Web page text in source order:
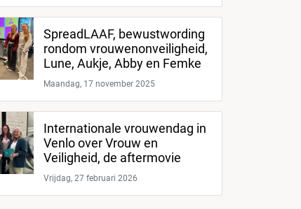
SpreadLAAF, bewustwording
rondom vrouwenonveiligheid,
Lune, Aukje, Abby en Femke
Maandag, 17 november 2025
Internationale vrouwendag in
Venlo over Vrouw en
Veiligheid, de aftermovie
Vrijdag, 27 februari 2026